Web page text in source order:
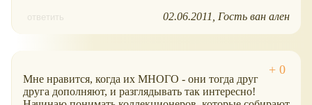
ответить 02.06.2011 Гость ван ален
Мне нравится, когда их МНОГО - они тогда друг
друга дополняют, и разглядывать так интересно!